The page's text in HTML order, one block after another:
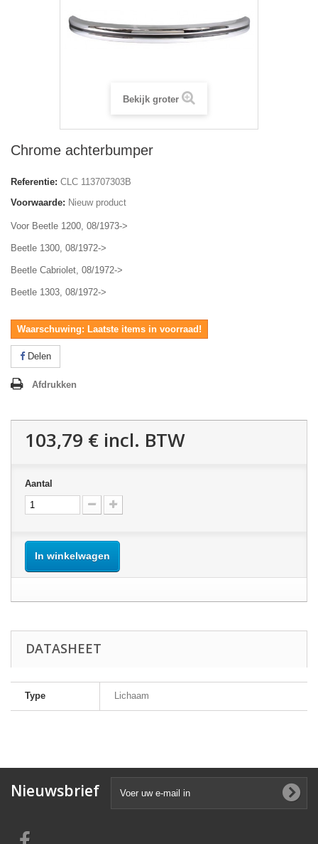
Bekijk groter
Chrome achterbumper
Referentie: CLC 113707303B
Voorwaarde: Nieuw product
Voor Beetle 1200, 08/1973->
Beetle 1300, 08/1972->
Beetle Cabriolet, 08/1972->
Beetle 1303, 08/1972->
Waarschuwing: Laatste items in voorraad!
Delen
Afdrukken
103,79 € incl. BTW
Aantal
In winkelwagen
DATASHEET
Type Lichaam
Nieuwsbrief